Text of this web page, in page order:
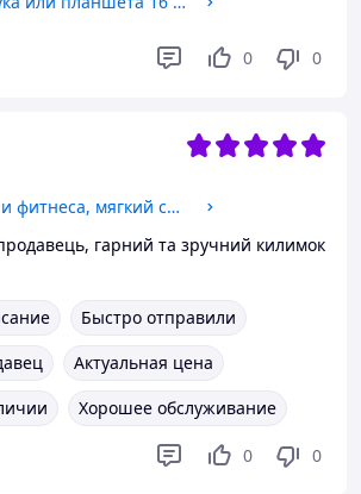
0 0
Коврик для йоги и фитнеса, мягкий складной коврик из каучука и замши, 1830×680 мм, принт яркие цвета
гарний та зручний килимок
Быстро отправили
Актуальная цена
Хорошее обслуживание
0 0